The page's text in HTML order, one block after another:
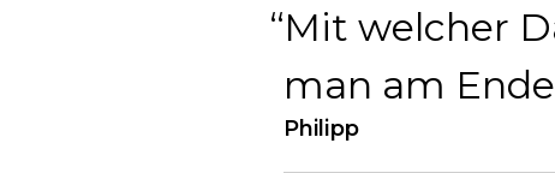
Mit welcher
man am
Philipp